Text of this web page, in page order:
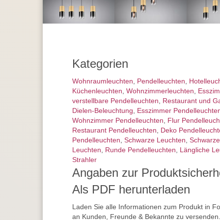
Kategorien
Wohnraum­leuchten, Pendel­leuchten,
Küchenleuchten, Wohnzimmer­leuchten,
verstellbare Pendelleuchten, Restaurant und
Dielen-Beleuchtung, Esszimmer
Wohnzimmer Pendelleuchten, Flur
Restaurant Pendelleuchten, Deko
Pendelleuchten, Schwarze Leuchten,
Leuchten, Runde Pendelleuchten, Längliche
Strahler
Angaben zur
Als PDF herunterladen
Laden Sie alle Informationen zum Produkt in
an Kunden, Freunde & Bekannte zu versenden.